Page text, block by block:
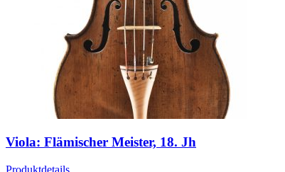
Viola: Flämischer Meister, 18. Jh